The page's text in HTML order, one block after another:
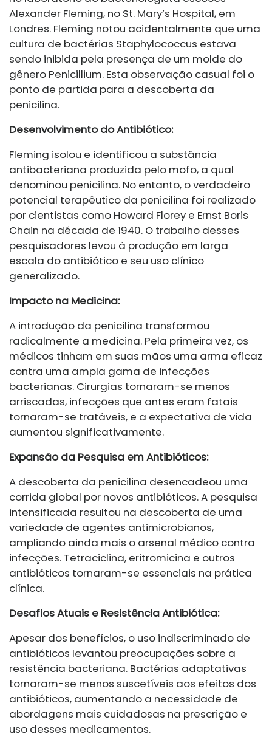
Alexander Fleming, no St. Mary’s Hospital, em
Londres. Fleming notou acidentalmente que uma
cultura de bactérias Staphylococcus estava
sendo inibida pela presença de um molde do
gênero Penicillium. Esta observação casual foi o
ponto de partida para a descoberta da
penicilina.
Desenvolvimento do Antibiótico:
Fleming isolou e identificou a substância
antibacteriana produzida pelo mofo, a qual
denominou penicilina. No entanto, o verdadeiro
potencial terapêutico da penicilina foi realizado
por cientistas como Howard Florey e Ernst Boris
Chain na década de 1940. O trabalho desses
pesquisadores levou à produção em larga
escala do antibiótico e seu uso clínico
generalizado.
Impacto na Medicina:
A introdução da penicilina transformou
radicalmente a medicina. Pela primeira vez, os
médicos tinham em suas mãos uma arma eficaz
contra uma ampla gama de infecções
bacterianas. Cirurgias tornaram-se menos
arriscadas, infecções que antes eram fatais
tornaram-se tratáveis, e a expectativa de vida
aumentou significativamente.
Expansão da Pesquisa em Antibióticos:
A descoberta da penicilina desencadeou uma
corrida global por novos antibióticos. A pesquisa
intensificada resultou na descoberta de uma
variedade de agentes antimicrobianos,
ampliando ainda mais o arsenal médico contra
infecções. Tetraciclina, eritromicina e outros
antibióticos tornaram-se essenciais na prática
clínica.
Desafios Atuais e Resistência Antibiótica:
Apesar dos benefícios, o uso indiscriminado de
antibióticos levantou preocupações sobre a
resistência bacteriana. Bactérias adaptativas
tornaram-se menos suscetíveis aos efeitos dos
antibióticos, aumentando a necessidade de
abordagens mais cuidadosas na prescrição e
uso desses medicamentos.